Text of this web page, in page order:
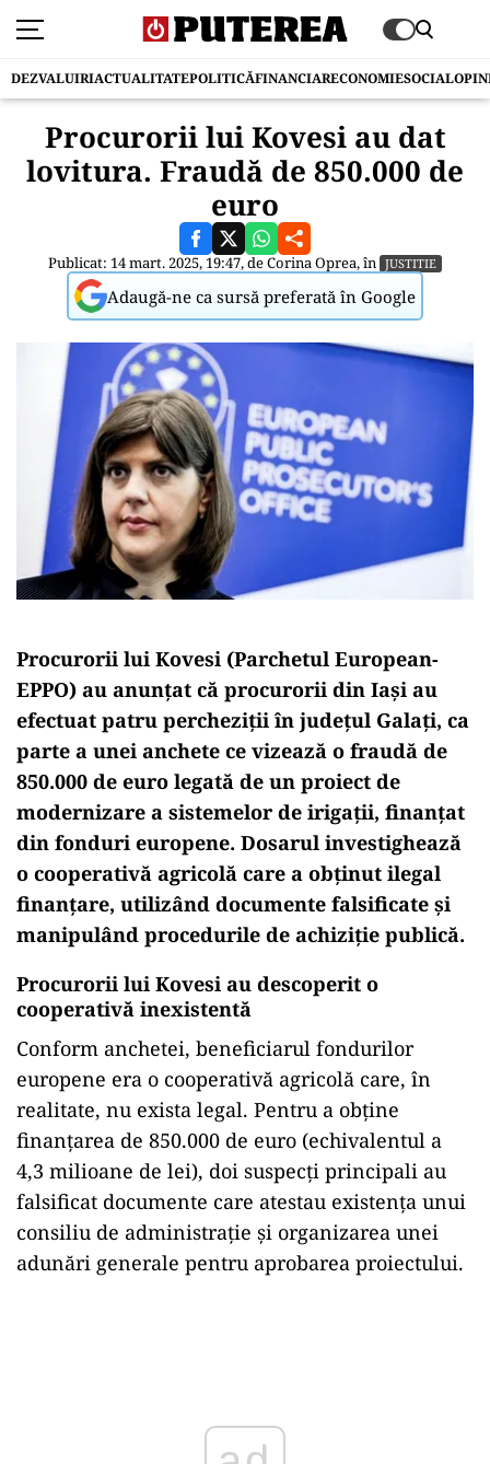
DEZVALUIRIACTUALITATEPOLITICĂFINANCIARECONOMIESOCIAL
Procurorii lui Kovesi au dat
lovitura. Fraudă de 850.000 de
euro
Publicat: 14 mart. 2025, 19:47, deCorina Oprea, în JUSTITIE
Adaugă-ne ca sursă preferată în Google
Procurorii lui Kovesi (Parchetul European-
EPPO) au anunțat că procurorii din Iași au
efectuat patru percheziții în județul Galați, ca
parte a unei anchete ce vizează o fraudă de
850.000 de euro legată de un proiect de
modernizare a sistemelor de irigații, finanțat
din fonduri europene. Dosarul investighează
o cooperativă agricolă care a obținut ilegal
finanțare, utilizând documente falsificate și
manipulând procedurile de achiziție publică.
Procurorii lui Kovesi au descoperit o
cooperativă inexistentă
Conform anchetei, beneficiarul fondurilor
europene era o cooperativă agricolă care, în
realitate, nu exista legal. Pentru a obține
finanțarea de 850.000 de euro (echivalentul a
4,3 milioane de lei), doi suspecți principali au
falsificat documente care atestau existența unui
consiliu de administrație și organizarea unei
adunări generale pentru aprobarea proiectului.